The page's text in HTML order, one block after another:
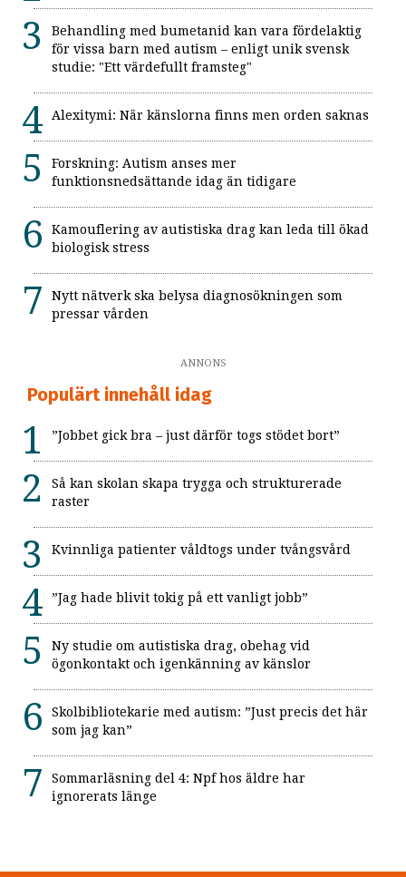
Behandling med bumetanid kan vara fördelaktig
för vissa barn med autism – enligt unik svensk
studie: "Ett värdefullt framsteg"
Alexitymi: När känslorna finns men orden saknas
Forskning: Autism anses mer
funktionsnedsättande idag än tidigare
Kamouflering av autistiska drag kan leda till ökad
biologisk stress
Nytt nätverk ska belysa diagnosökningen som
pressar vården
ANNONS
Populärt innehåll idag
”Jobbet gick bra – just därför togs stödet bort”
Så kan skolan skapa trygga och strukturerade
raster
Kvinnliga patienter våldtogs under tvångsvård
”Jag hade blivit tokig på ett vanligt jobb”
Ny studie om autistiska drag, obehag vid
ögonkontakt och igenkänning av känslor
Skolbibliotekarie med autism: ”Just precis det här
som jag kan”
Sommarläsning del 4: Npf hos äldre har
ignorerats länge